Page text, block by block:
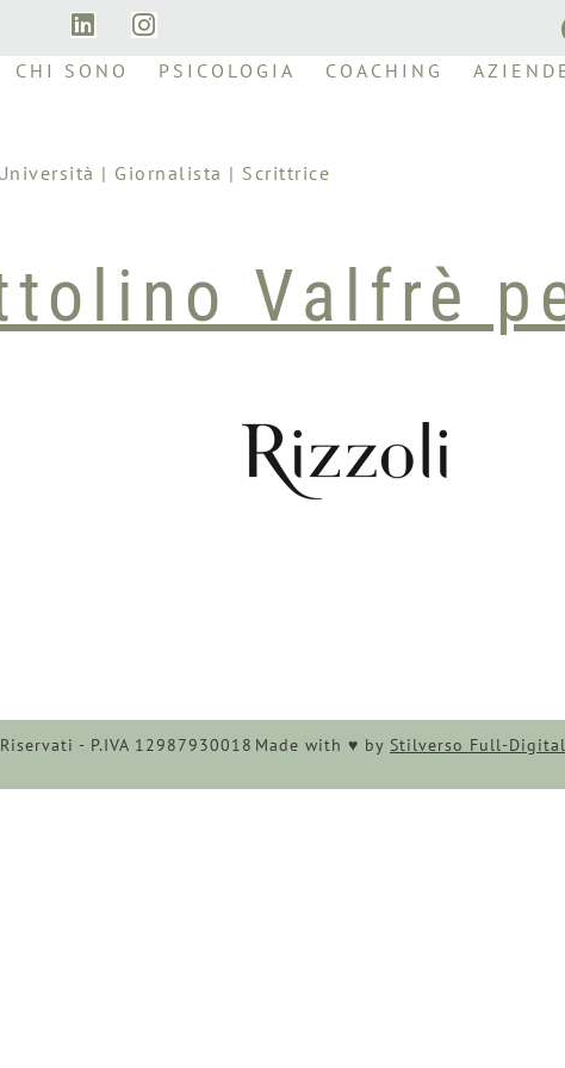
CHI SONO PSICOLOGIA COACHING
| Giornalista | Scrittrice
Valfrè
- P.IVA 12987930018 Made with ♥︎ by Stilverso Full-